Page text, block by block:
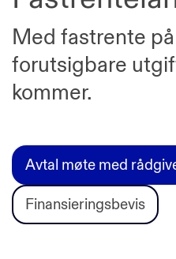
Med fastrente
forutsigbare
kommer.
Avtal møte med
Finansieringsbevis